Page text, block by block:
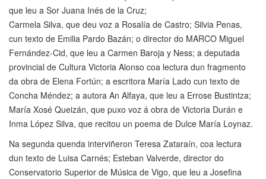
que leu a Sor Juana Inés de la Cruz;
Carmela Silva, que deu voz a Rosalía de Castro; Silvia Penas,
cun texto de Emilia Pardo Bazán; o director do MARCO Miguel
Fernández-Cid, que leu a Carmen Baroja y Ness; a deputada
provincial de Cultura Victoria Alonso coa lectura dun fragmento
da obra de Elena Fortún; a escritora María Lado cun texto de
Concha Méndez; a autora An Alfaya, que leu a Errose Bustintza;
María Xosé Queizán, que puxo voz á obra de Victoria Durán e
Inma López Silva, que recitou un poema de Dulce María Loynaz.
Na segunda quenda interviñeron Teresa Zataraín, coa lectura
dun texto de Luisa Carnés; Esteban Valverde, director do
Conservatorio Superior de Música de Vigo, que leu a Josefina